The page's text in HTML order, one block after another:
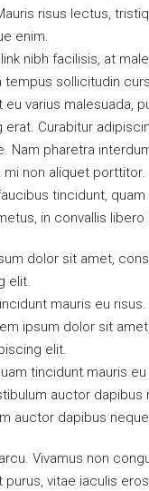
risus lectus,
enim.
nibh facilisis, at
tempus sollicitudin
eu varius malesuada,
erat. Curabitur
Nam pharetra
mi non aliquet
tincidunt,
in convallis libero
dolor sit amet,
elit.
mauris eu risus.
ipsum dolor sit
elit.
tincidunt mauris eu
auctor dapibus
auctor dapibus
Vivamus non
purus, vitae iaculis